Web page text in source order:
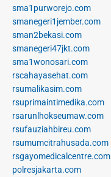
sma1purworejo.com
smanegeri1jember.com
sman2bekasi.com
smanegeri47jkt.com
sma1wonosari.com
rscahayasehat.com
rsumalikasim.com
rsuprimaintimedika.com
rsarunlhokseumaw.com
rsufauziahbireu.com
rsumumcitrahusada.com
rsgayomedicalcentre.com
polresjakarta.com